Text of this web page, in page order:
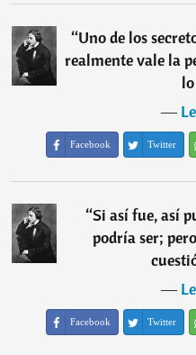
“Uno de los
realmente vale la
―
Facebook Twitter
“Si así fue, así
podría ser;
―
Facebook Twitter